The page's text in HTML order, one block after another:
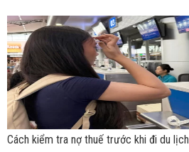
Cách kiểm tra nợ thuế trước khi đi du lịch